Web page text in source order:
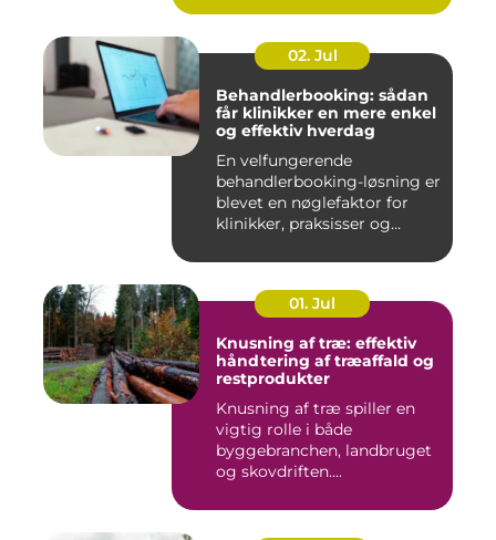
02. Jul
Behandlerbooking: sådan
får klinikker en mere enkel
og effektiv hverdag
En velfungerende
behandlerbooking-løsning er
blevet en nøglefaktor for
klinikker, praksisser og
01. Jul
Knusning af træ: effektiv
håndtering af træaffald og
restprodukter
Knusning af træ spiller en
vigtig rolle i både
byggebranchen, landbruget
og skovdriften....